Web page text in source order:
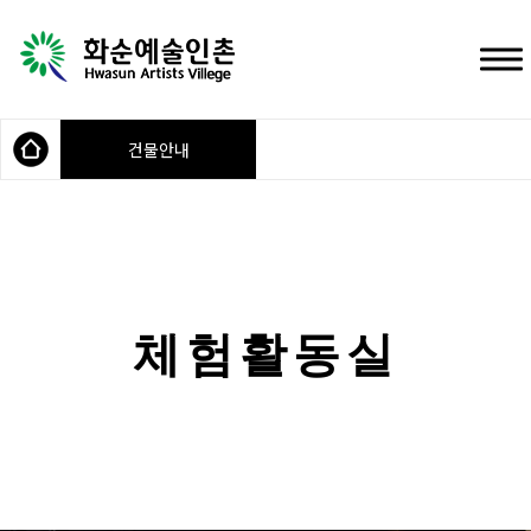
건물안내
체험활동실